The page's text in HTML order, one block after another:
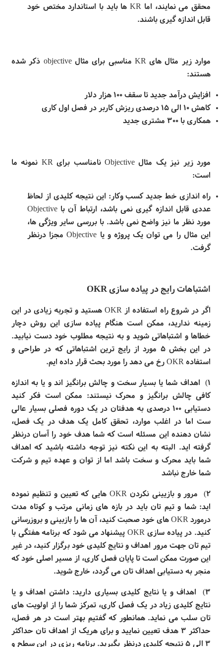
محقق می نمایند، اما KRها باید با استاندارد مختص خود
قابل اندازه گیری باشند.
موارد زیر مثال هایKR مناسبی برای مثال objective ذکر شده
هستند:
افزایش درآمد جدید تا سقف ۱۰۰ هزار دلار
کاهش ۱۰ الی ۱۵ درصدی ریزش کاربر در فصل اول کاری
همکاری با ۳۰۰ مشتری جدید
مورد زیر نیز یک مثالKR نامناسب برایObjective
نمونه ما
است:
راه اندازی خط جدید کسب وکار: این نتیجه کلیدی از لحاظ
عددی قابل اندازه گیری نمی باشد، ارتباط آن با Objective
مورد نظر ما نیز واضح نمی باشد. با بررسی سایر ویژگی ها،
این مثال را می توان یک پروژه و یا Objectiveمجزا درنظر
گرفت.
اشتباهات رایج در پیاده سازیOKR
اگر در شروع راه استفاده از OKRهستید و تجربه زیادی در این
زمینه ندارید، ممکن است هنگام پیاده سازی این روش دچار
خطاها و اشتباهاتی شوید و به نتیجه مطلوب خود دست نیابید.
در این بخش ۵ مورد از رایج ترین اشتباهاتی که در طراحی و
استفادهOKRرخ می دهد را مورد بحث قرار داده ایم.
۱) اهداف شما یا بسیار سخت و چالش برانگیز اند و یا به اندازه
کافی چالش برانگیز و محرک نیستند: ممکن است فکر کنید
دستیابی ۱۰۰ درصدی به هدفتان در یک دوره فصلی بسیار عالی
ست اما در اغلب موارد، تحقق کامل یک هدف در یک فصل،
نشان دهنده این مسئله است که شما هدف خود را آسان درنظر
گرفته اید. البته به این نکته نیز توجه داشته باشید که اهداف
شما باید محرک و سخت باشد اما از توان و عهده تیم و شرکت
شما خارج نباشد
۲) مرور و بازیینی نکردن
OKR هایی که تعیین و تنظیم نموده
اید: شما و تیم تان باید در بازه های زمانی مرتب و کوتاه مدت
درموردOKRهای خود صحبت کنید، آن ها را بازبینی و بروزرسانی
کنید. در پیاده سازی OKR پیشنهاد می شود که برنامه هفتگی با
تیم تان جهت مرور اهداف و نتایج کلیدی خود برگزار کنید، در غیر
این صورت ممکن است تا پایان فصل کاری، از مسیر اصلی خود که
منجر به دستیابی اهداف تان می گردد، خارج شوید.
۳) اهداف و یا نتایج کلیدی بسیاری دارید: داشتن اهداف و یا
نتایج کلیدی زیاد در یک فصل کاری، تمرکز شما را از اولویت های
تان سلب می نماید. همانطور که گفتیم بهتر است در هر فصل،
حداکثر ۳ هدف تعیین نمایید و برای هریک از اهداف تان حداکثر
۳ الی ۵ نتیجه کلیدی درنظر بگیرید. برنامه ریزی در این سطح و